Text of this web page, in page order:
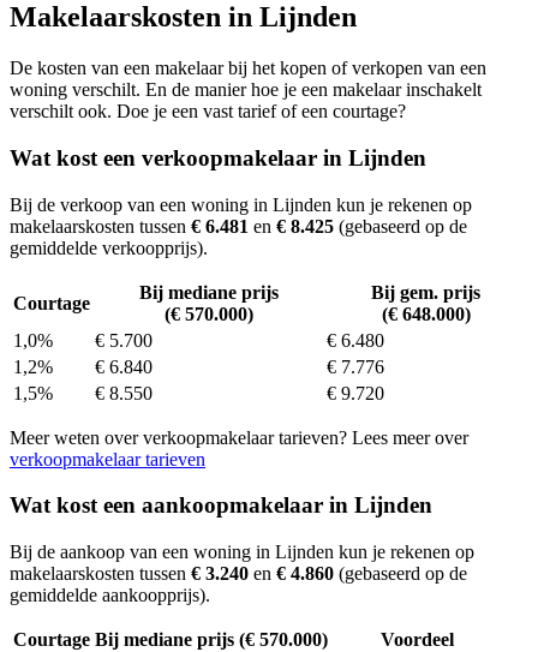
Makelaarskosten in Lijnden
De kosten van een makelaar bij het kopen of verkopen van een
woning verschilt. En de manier hoe je een makelaar inschakelt
verschilt ook. Doe je een vast tarief of een courtage?
Wat kost een verkoopmakelaar in Lijnden
Bij de verkoop van een woning in Lijnden kun je rekenen op
makelaarskosten tussen € 6.481 en € 8.425 (gebaseerd op de
gemiddelde verkoopprijs).
Courtage
Bij mediane prijs
(€ 570.000)
Bij gem. prijs
(€ 648.000)
1,0%
€ 5.700
€ 6.480
1,2%
€ 6.840
€ 7.776
1,5%
€ 8.550 € 9.720
Meer weten over verkoopmakelaar tarieven? Lees meer over
verkoopmakelaar tarieven
Wat kost een aankoopmakelaar in Lijnden
Bij de aankoop van een woning in Lijnden kun je rekenen op
makelaarskosten tussen € 3.240 en € 4.860 (gebaseerd op de
gemiddelde aankoopprijs).
Courtage Bij mediane prijs (€ 570.000)
Voordeel